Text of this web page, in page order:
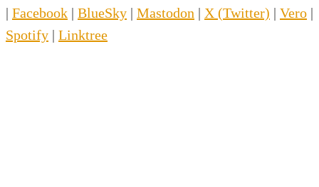
| Facebook | BlueSky | Mastodon | X (Twitter) | Vero |
Spotify | Linktree